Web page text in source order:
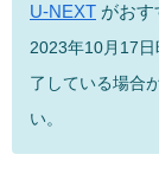
U-NEXT がおす
2023年10月17
了している場合
い。